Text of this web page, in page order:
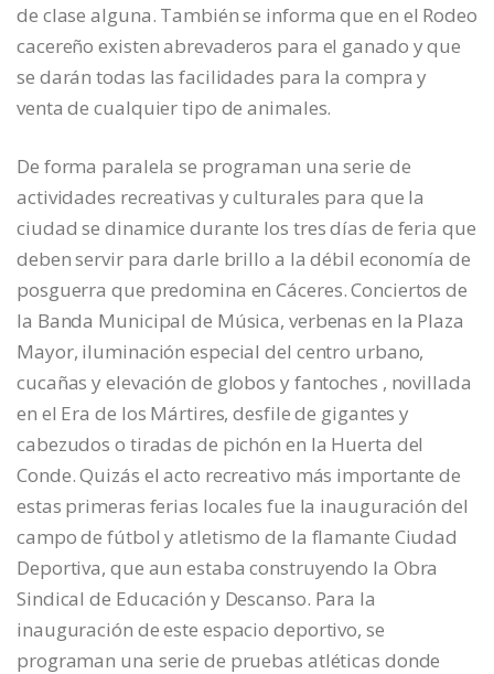
de clase alguna. También se informa que en el Rodeo
cacereño existen abrevaderos para el ganado y que
se darán todas las facilidades para la compra y
venta de cualquier tipo de animales.
De forma paralela se programan una serie de
actividades recreativas y culturales para que la
ciudad se dinamice durante los tres días de feria que
deben servir para darle brillo a la débil economía de
posguerra que predomina en Cáceres. Conciertos de
la Banda Municipal de Música, verbenas en la Plaza
Mayor, iluminación especial del centro urbano,
cucañas y elevación de globos y fantoches , novillada
en el Era de los Mártires, desfile de gigantes y
cabezudos o tiradas de pichón en la Huerta del
Conde. Quizás el acto recreativo más importante de
estas primeras ferias locales fue la inauguración del
campo de fútbol y atletismo de la flamante Ciudad
Deportiva, que aun estaba construyendo la Obra
Sindical de Educación y Descanso. Para la
inauguración de este espacio deportivo, se
programan una serie de pruebas atléticas donde